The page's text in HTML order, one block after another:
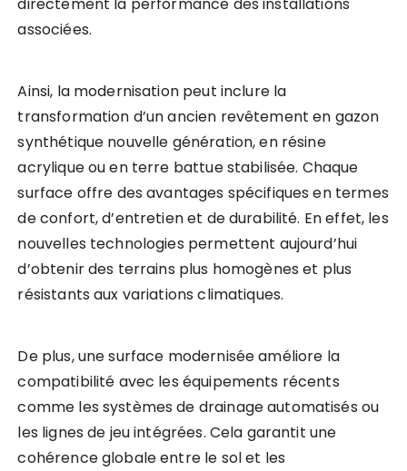
associées.
Ainsi, la modernisation peut inclure la
transformation d’un ancien revêtement en gazon
synthétique nouvelle génération, en résine
acrylique ou en terre battue stabilisée. Chaque
surface offre des avantages spécifiques en termes
de confort, d’entretien et de durabilité. En effet, les
nouvelles technologies permettent aujourd’hui
d’obtenir des terrains plus homogènes et plus
résistants aux variations climatiques.
De plus, une surface modernisée améliore la
compatibilité avec les équipements récents
comme les systèmes de drainage automatisés ou
les lignes de jeu intégrées. Cela garantit une
cohérence globale entre le sol et les